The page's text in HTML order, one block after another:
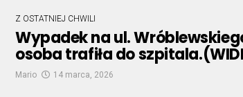
Z OSTATNIEJ CHWILI
Wypadek na ul.
osoba trafiła do
Mario 14 marca, 2026